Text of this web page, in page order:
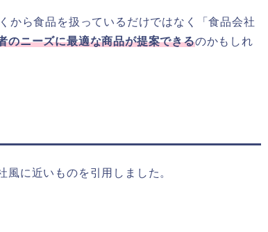
から食品を扱っているだけではなく「食品会社
のニーズに最適な商品が提案できるのかもしれ
に近いものを引用しました。